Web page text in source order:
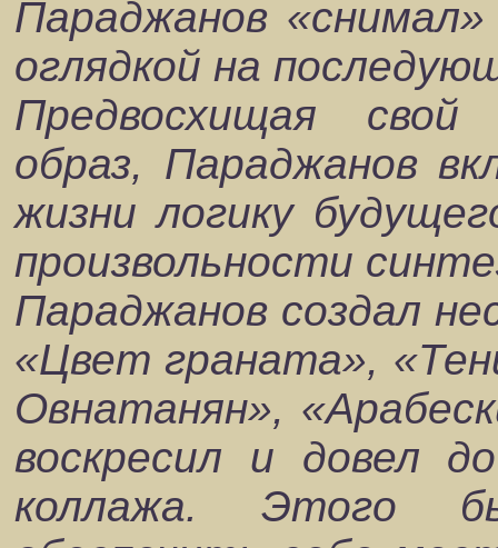
Параджанов
оглядкой на
Предвосхищая свой
образ, Параджанов
жизни логику
произвольности
Параджанов создал
«Цвет граната»,
Овнатанян»,
воскресил и довел
коллажа. Этого